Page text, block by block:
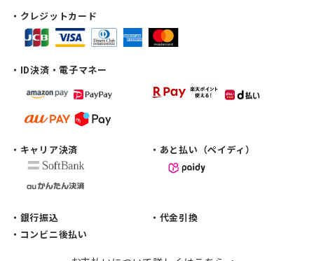
・クレジットカード
・ID決済・電子マネー
・キャリア決済 ・あと払い（ペイディ）
・銀行振込
・代金引換
・コンビニ後払い